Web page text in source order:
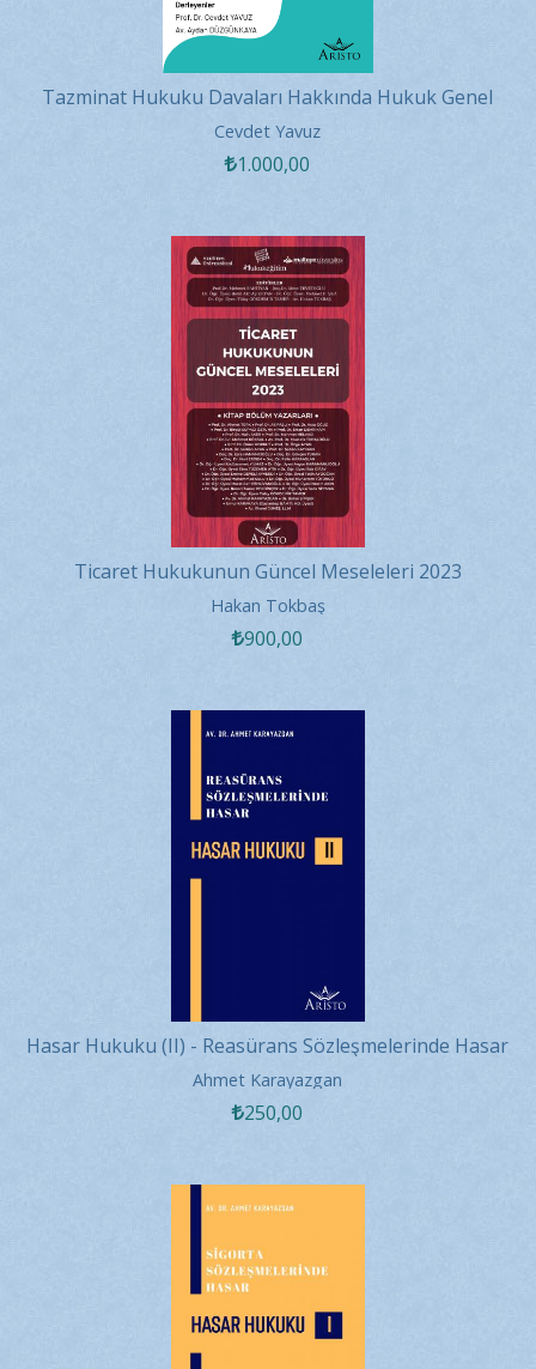
Tazminat Hukuku Davaları Hakkında Hukuk Genel
Kurulu Kararları - 2022
Cevdet Yavuz
1.000,00
Ticaret Hukukunun Güncel Meseleleri 2023
Hakan Tokbaş
900,00
Hasar Hukuku (II) - Reasürans Sözleşmelerinde Hasar
Ahmet Karayazgan
250,00